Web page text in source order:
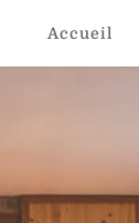
Accueil